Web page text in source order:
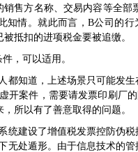
销售方名称、交易内容等全
知情。就此而言，B公司的行
抵扣的进项税金要被追缴。
，可以适用。
知道，上述场景只可能发生
开案件，需要请发票印刷厂
所以有了善意取得的问题。
建设了增值税发票控防伪税
无处遁形。由于信息技术的